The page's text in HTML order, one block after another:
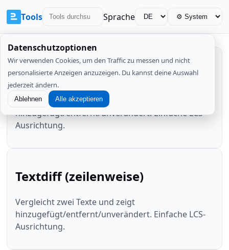
Tools Sprache
Datenschutzoptionen
Wir verwenden Cookies, um den Traffic zu messen und nicht
personalisierte Anzeigen anzuzeigen. Du kannst deine Auswahl
jederzeit ändern.
Ablehnen Alle akzeptieren
Textdiff (zeilenweise)
Vergleicht zwei Texte und zeigt
hinzugefügt/entfernt/unverändert. Einfache LCS-
Ausrichtung.
Textdiff (zeilenweise)
Vergleicht zwei Texte und zeigt
hinzugefügt/entfernt/unverändert. Einfache LCS-
Ausrichtung.